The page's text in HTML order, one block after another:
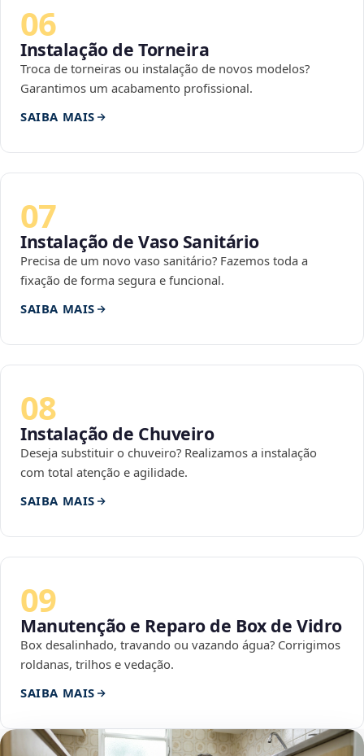
06
Instalação de Torneira
Troca de torneiras ou instalação de novos modelos?
Garantimos um acabamento profissional.
SAIBA MAIS
07
Instalação de Vaso Sanitário
Precisa de um novo vaso sanitário? Fazemos toda a
fixação de forma segura e funcional.
SAIBA MAIS
08
Instalação de Chuveiro
Deseja substituir o chuveiro? Realizamos a instalação
com total atenção e agilidade.
SAIBA MAIS
09
Manutenção e Reparo de Box de Vidro
Box desalinhado, travando ou vazando água? Corrigimos
roldanas, trilhos e vedação.
SAIBA MAIS